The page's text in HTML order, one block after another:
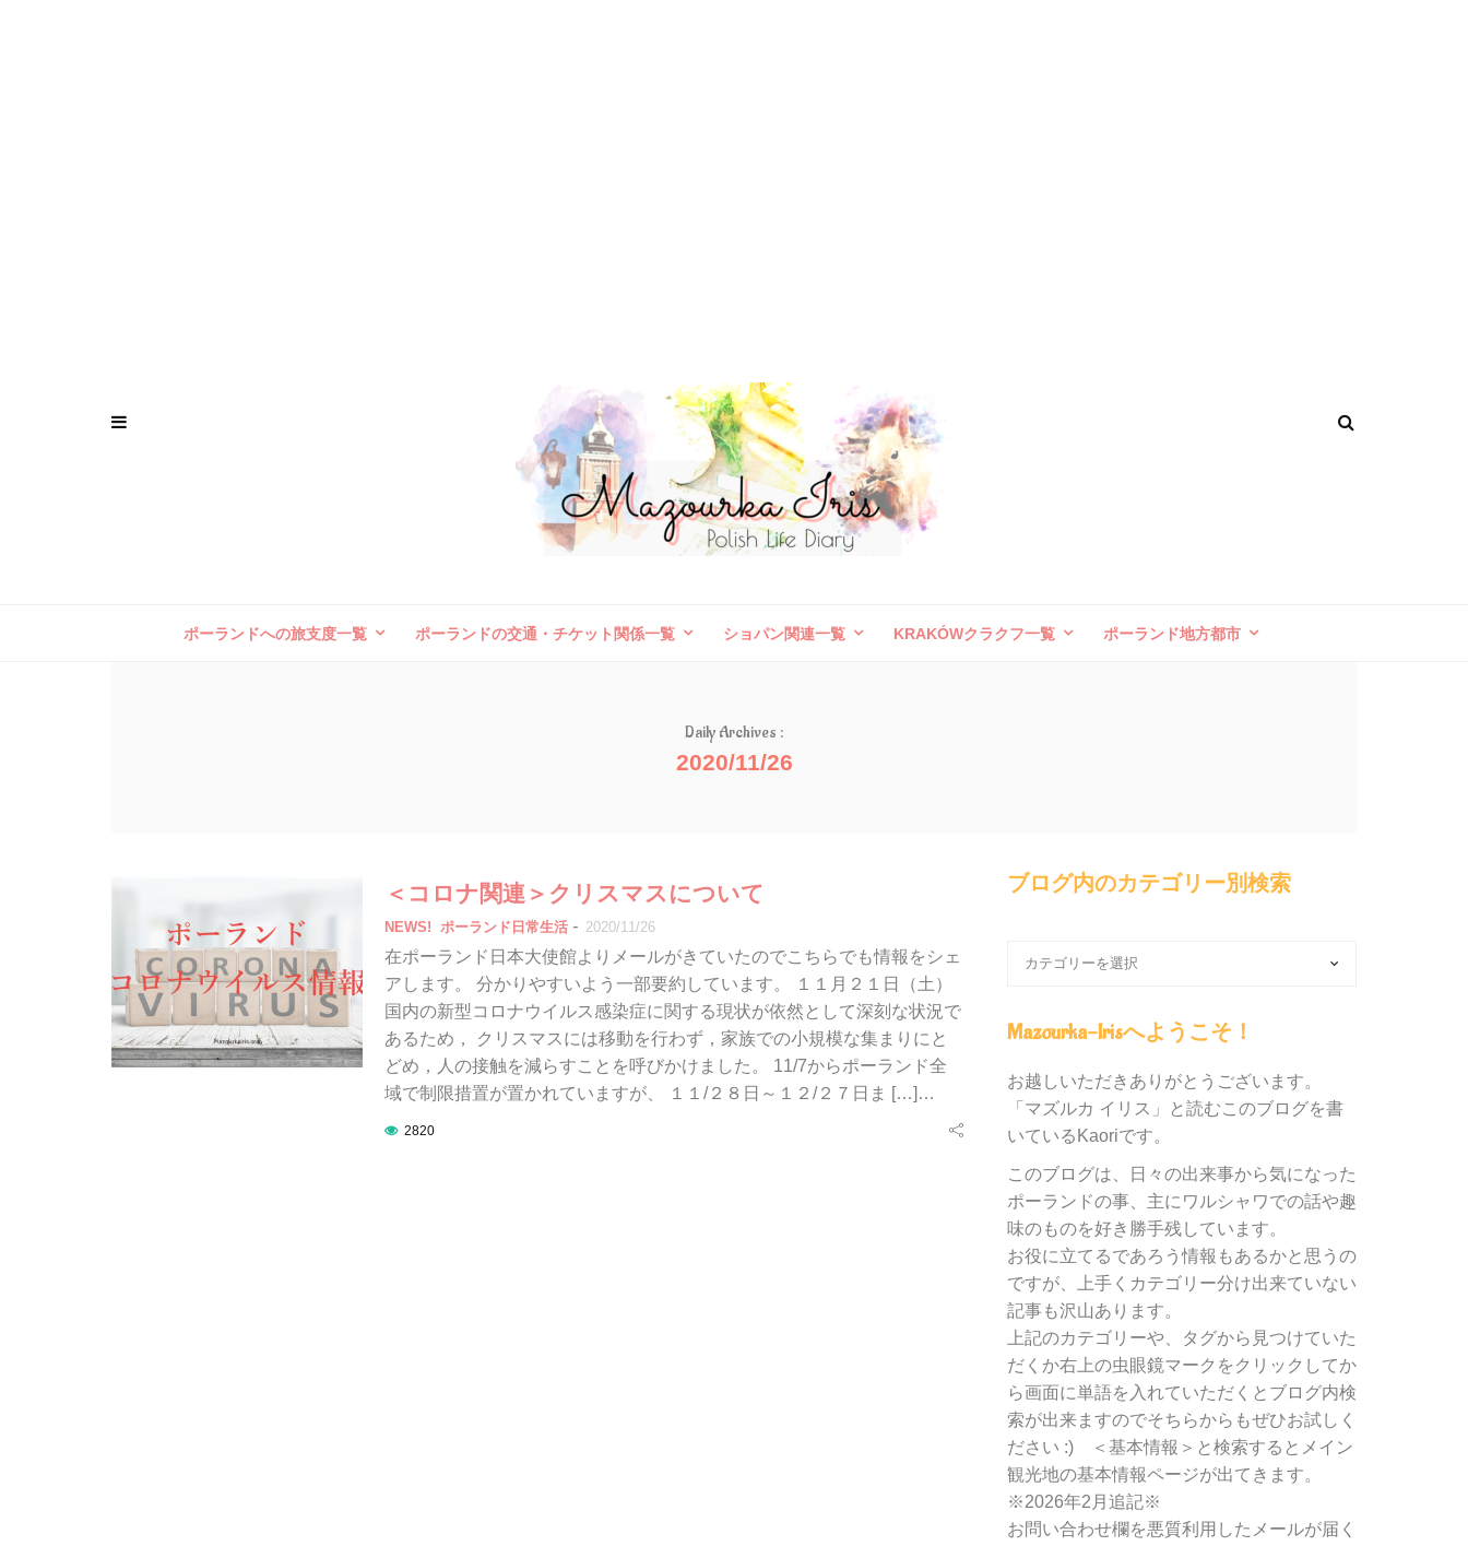
ポーランドへの旅支度一覧 ポーランドの交通・チケット関係一覧 ショパン関連一覧 KRAKÓWクラクフ一覧 ポーランド地方都市
Daily Archives :
2020/11/26
＜コロナ関連＞クリスマスについて
NEWS! ポーランド日常生活 - 2020/11/26
在ポーランド日本大使館よりメールがきていたのでこちらでも情報をシェ
アします。 分かりやすいよう一部要約しています。 １１月２１日（土）
国内の新型コロナウイルス感染症に関する現状が依然として深刻な状況で
あるため， クリスマスには移動を行わず，家族での小規模な集まりにと
どめ，人の接触を減らすことを呼びかけました。 11/7からポーランド全
域で制限措置が置かれていますが、 １１/２８日～１２/２７日ま […]…
2820
ブログ内のカテゴリー別検索
内
の
テ
ゴ
リ
別
検
索
Mazourka-Irisへようこそ！
お越しいただきありがとうございます。
「マズルカ イリス」と読むこのブログを書
いているKaoriです。
このブログは、日々の出来事から気になった
ポーランドの事、主にワルシャワでの話や趣
味のものを好き勝手残しています。
お役に立てるであろう情報もあるかと思うの
ですが、上手くカテゴリー分け出来ていない
記事も沢山あります。
上記のカテゴリーや、タグから見つけていた
だくか右上の虫眼鏡マークをクリックしてか
ら画面に単語を入れていただくとブログ内検
索が出来ますのでそちらからもぜひお試しく
ださい :) ＜基本情報＞と検索するとメイン
観光地の基本情報ページが出てきます。
※2026年2月追記※
お問い合わせ欄を悪質利用したメールが届く